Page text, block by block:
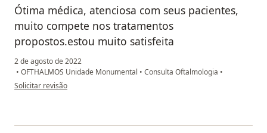
Ótima médica, atenciosa com seus pacientes,
muito compete nos tratamentos
propostos.estou muito satisfeita
2 de agosto de 2022
• OFTHALMOS Unidade Monumental • Consulta Oftalmologia •
na opinião do utilizador Raimunda nonata Sabrina da mota
Solicitar revisão